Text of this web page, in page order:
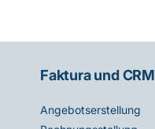
Faktura und CRM
Angebotserstellung